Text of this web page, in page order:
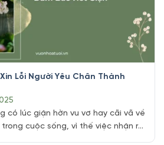
Lỗi Người Yêu Chân Thành
có lúc giận hờn vu vơ hay cãi vã về
cuộc sống, vì thế việc nhận ra